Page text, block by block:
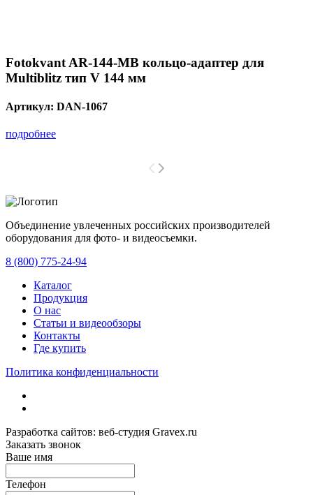
Fotokvant AR-144-MB кольцо-адаптер для
Multiblitz тип V 144 мм
Артикул: DAN-1067
подробнее
Объединение увлеченных российских производителей
оборудования для фото- и видеосъемки.
8 (800) 775-24-94
Каталог
Продукция
О нас
Статьи и видеообзоры
Контакты
Где купить
Политика конфиденциальности
Разработка сайтов: веб-студия Gravex.ru
Заказать звонок
Ваше имя
Телефон